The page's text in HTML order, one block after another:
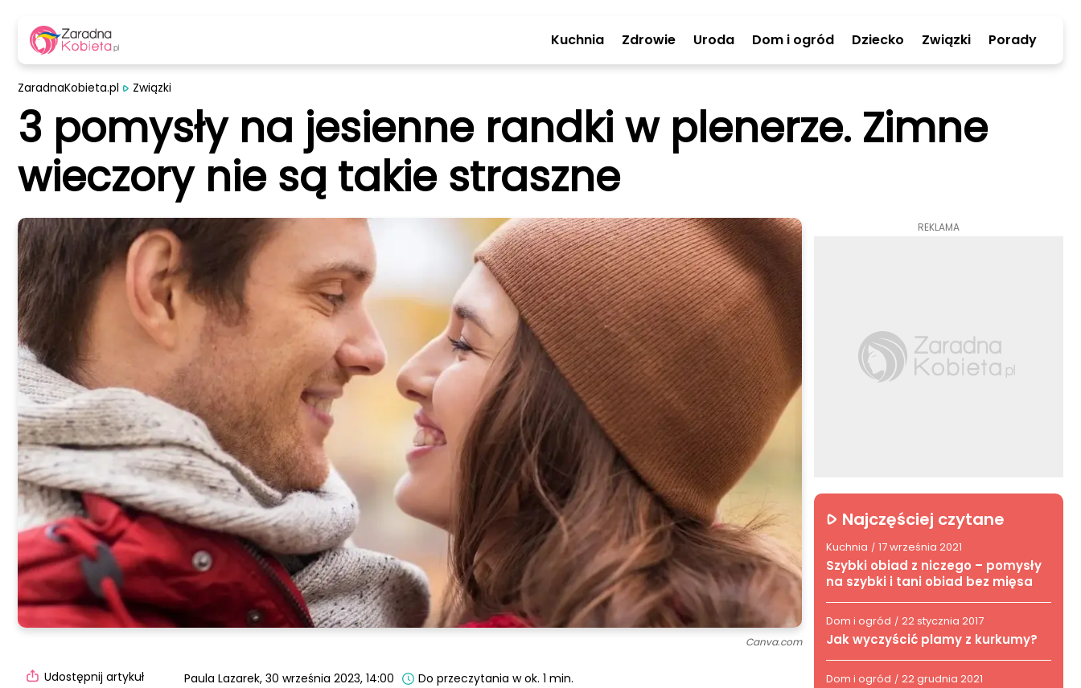
Kuchnia Zdrowie Uroda Dom i ogród Dziecko Związki Porady
Canva.com
ZaradnaKobieta.pl Związki
3 pomysły na jesienne randki w plenerze. Zimne
wieczory nie są takie straszne
Paula Lazarek, 30 września 2023, 14:00 Do przeczytania w ok. 1 min.
Udostępnij artykuł
REKLAMA
Najczęściej czytane
Kuchnia / 17 września 2021
Szybki obiad z niczego – pomysły
na szybki i tani obiad bez mięsa
Dom i ogród / 22 stycznia 2017
Jak wyczyścić plamy z kurkumy?
Dom i ogród / 22 grudnia 2021